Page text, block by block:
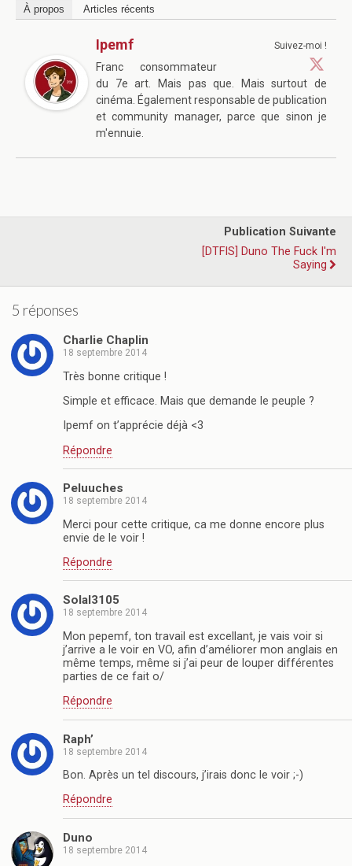
À propos Articles récents
Suivez-moi !
Ipemf
Franc consommateur
du 7e art. Mais pas que. Mais surtout de
cinéma. Également responsable de publication
et community manager, parce que sinon je
m'ennuie.
Publication Suivante
[DTFIS] Duno The Fuck I'm
Saying
5 réponses
Charlie Chaplin
18 septembre 2014
Très bonne critique !
Simple et efficace. Mais que demande le peuple ?
Ipemf on t’apprécie déjà <3
Répondre
Peluuches
18 septembre 2014
Merci pour cette critique, ca me donne encore plus
envie de le voir !
Répondre
Solal3105
18 septembre 2014
Mon pepemf, ton travail est excellant, je vais voir si
j’arrive a le voir en VO, afin d’améliorer mon anglais en
même temps, même si j’ai peur de louper différentes
parties de ce fait o/
Répondre
Raph’
18 septembre 2014
Bon. Après un tel discours, j’irais donc le voir ;-)
Répondre
Duno
18 septembre 2014